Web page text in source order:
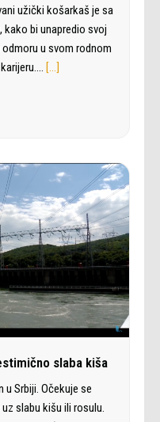
užički košarkaš je sa
kako bi unapredio svoj
u svom rodnom
[…]
slaba kiša
u Srbiji. Očekuje se
slabu kišu ili rosulu.